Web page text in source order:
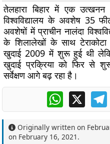
तेलहारा बिहार में एक
विश्वविद्यालय के अवशेष 35
अवशेषों में प्राचीन नालंदा
के शिलालेखों के साथ टेराकोटा
खुदाई 2009 में शुरू हुई थी
खुदाई प्रक्रिया को फिर से
सर्वेक्षण आगे बढ़ रहा है।
WhatsApp
X
Originally written on
on February 16, 2021 .